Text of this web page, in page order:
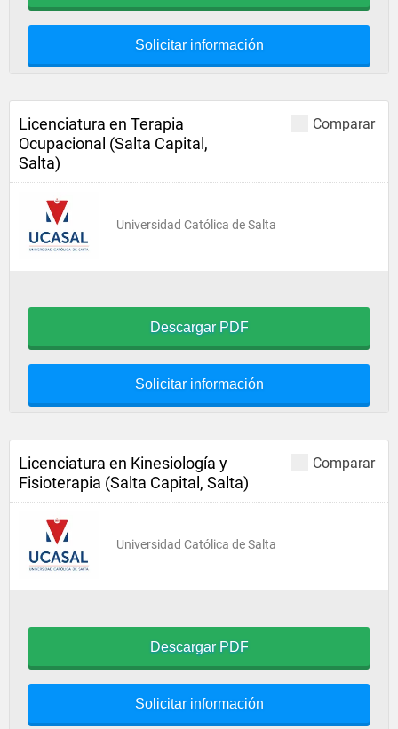
Solicitar información
Comparar
Licenciatura en Terapia
Ocupacional (Salta Capital,
Salta)
Universidad Católica de Salta
Descargar PDF
Solicitar información
Comparar
Licenciatura en Kinesiología y
Fisioterapia (Salta Capital, Salta)
Universidad Católica de Salta
Descargar PDF
Solicitar información